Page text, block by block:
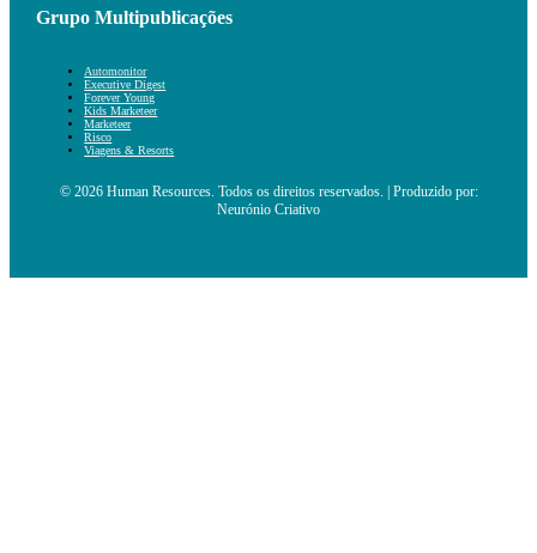
Grupo Multipublicações
Automonitor
Executive Digest
Forever Young
Kids Marketeer
Marketeer
Risco
Viagens & Resorts
© 2026 Human Resources. Todos os direitos reservados. | Produzido por:
Neurónio Criativo